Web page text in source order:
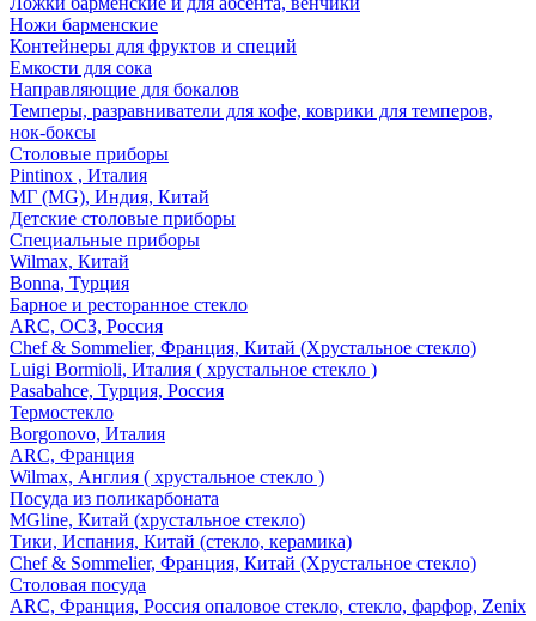
Ножи барменские
Контейнеры для фруктов и специй
Емкости для сока
Направляющие для бокалов
Темперы, разравниватели для кофе, коврики для темперов,
нок-боксы
Столовые приборы
Pintinox , Италия
МГ (MG), Индия, Китай
Детские столовые приборы
Специальные приборы
Wilmax, Китай
Bonna, Турция
Барное и ресторанное стекло
ARC, ОСЗ, Россия
Chef & Sommelier, Франция, Китай (Хрустальное стекло)
Luigi Bormioli, Италия ( хрустальное стекло )
Pasabahce, Турция, Россия
Термостекло
Borgonovo, Италия
ARC, Франция
Wilmax, Англия ( хрустальное стекло )
Посуда из поликарбоната
MGline, Китай (хрустальное стекло)
Тики, Испания, Китай (стекло, керамика)
Chef & Sommelier, Франция, Китай (Хрустальное стекло)
Столовая посуда
ARC, Франция, Россия опаловое стекло, стекло, фарфор, Zenix